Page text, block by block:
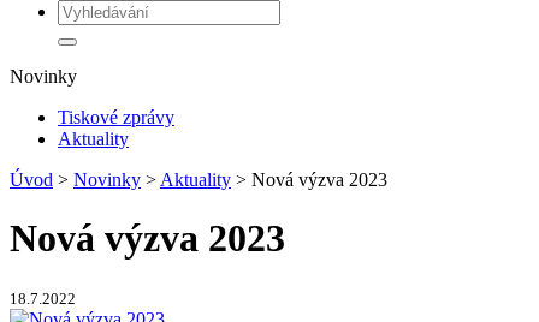
Novinky
Tiskové zprávy
Aktuality
Úvod > Novinky > Aktuality > Nová výzva 2023
Nová výzva 2023
18.7.2022